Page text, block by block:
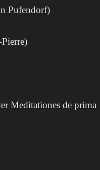
Pufendorf)
Meditationes de prima